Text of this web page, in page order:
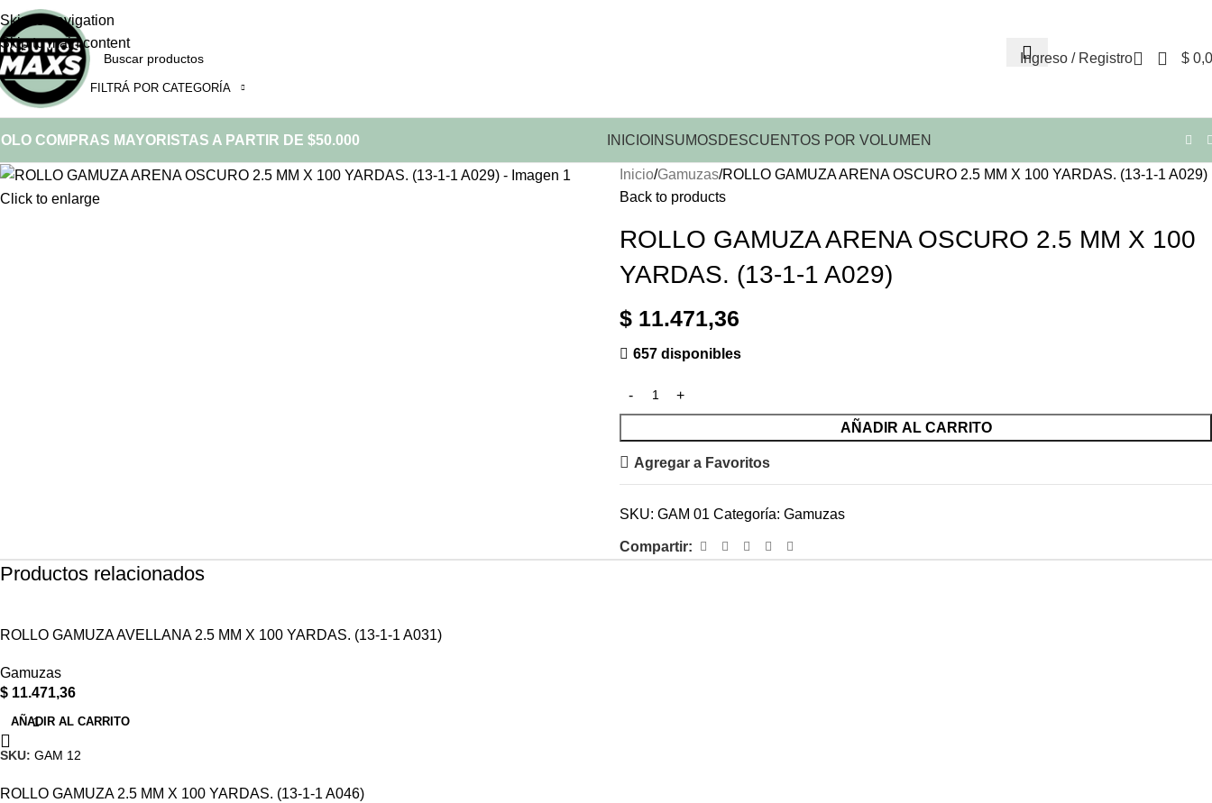
Skip to navigation
Skip to main content
FILTRÁ POR CATEGORÍA
Ingreso / Registro $
COMPRAS MAYORISTAS A PARTIR DE $50.000 INICIOINSUMOSDESCUENTOS POR VOLUMEN
Click to enlarge
Inicio Gamuzas ROLLO GAMUZA ARENA OSCURO 2.5 MM X 100 YARDAS. (13-1-1 A029)
Back to products
ROLLO GAMUZA ARENA OSCURO 2.5 MM X 100
YARDAS. (13-1-1 A029)
$ 11.471,36
657 disponibles
AÑADIR AL CARRITO
Agregar a Favoritos
SKU: GAM 01 Categoría: Gamuzas
Compartir:
Productos relacionados
ROLLO GAMUZA AVELLANA 2.5 MM X 100 YARDAS. (13-1-1 A031)
Gamuzas
$ 11.471,36
AÑADIR AL CARRITO
SKU: GAM 12
ROLLO GAMUZA 2.5 MM X 100 YARDAS. (13-1-1 A046)